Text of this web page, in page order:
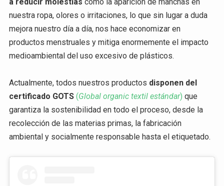
nuestra ropa, olores o irritaciones, lo que sin lugar a duda
mejora nuestro día a día, nos hace economizar en
productos menstruales y mitiga enormemente el impacto
medioambiental del uso excesivo de plásticos.
Actualmente, todos nuestros productos disponen del
certificado GOTS (Global organic textil estándar) que
garantiza la sostenibilidad en todo el proceso, desde la
recolección de las materias primas, la fabricación
ambiental y socialmente responsable hasta el etiquetado.